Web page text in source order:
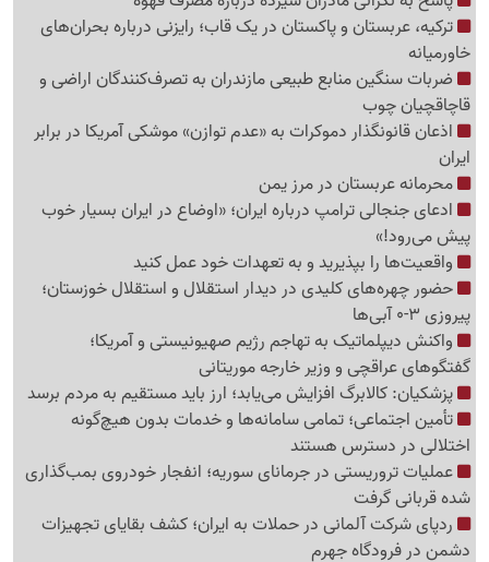
ترکیه، عربستان و پاکستان در یک قاب؛ رایزنی درباره بحران‌های
خاورمیانه
ضربات سنگین منابع طبیعی مازندران به تصرف‌کنندگان اراضی و
قاچاقچیان چوب
اذعان قانونگذار دموکرات به «عدم توازن» موشکی آمریکا در برابر
ایران
محرمانه عربستان در مرز یمن
ادعای جنجالی ترامپ درباره ایران؛ «اوضاع در ایران بسیار خوب
پیش می‌رود!»
واقعیت‌ها را بپذیرید و به تعهدات خود عمل کنید
حضور چهره‌های کلیدی در دیدار استقلال و استقلال خوزستان؛
پیروزی 3-0 آبی‌ها
واکنش دیپلماتیک به تهاجم رژیم صهیونیستی و آمریکا؛
گفتگوهای عراقچی و وزیر خارجه موریتانی
پزشکیان: کالابرگ افزایش می‌یابد؛ ارز باید مستقیم به مردم برسد
تأمین اجتماعی؛ تمامی سامانه‌ها و خدمات بدون هیچ‌گونه
اختلالی در دسترس هستند
عملیات تروریستی در جرمانای سوریه؛ انفجار خودروی بمب‌گذاری
شده قربانی گرفت
ردپای شرکت آلمانی در حملات به ایران؛ کشف بقایای تجهیزات
دشمن در فرودگاه جهرم